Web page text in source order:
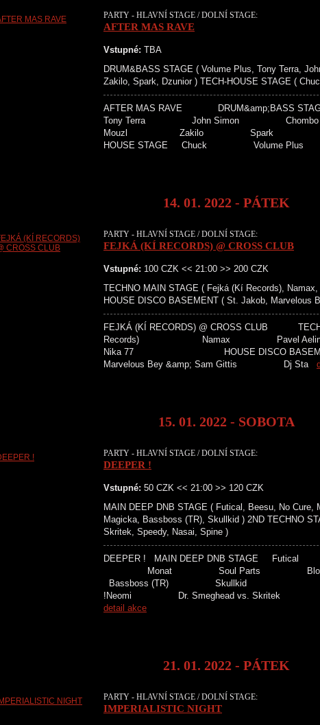
PARTY - HLAVNÍ STAGE / DOLNÍ STAGE:
AFTER MAS RAVE
Vstupné: TBA
DRUM&BASS STAGE ( Volume Plus, Tony Terra,
Zakilo, Spark, Dzunior ) TECH-HOUSE STAGE (
AFTER MAS RAVE DRUM&amp;BASS
Tony Terra John Simon
Mouzl Zakilo Spark
HOUSE STAGE Chuck Volume
14. 01. 2022 - PÁTEK
PARTY - HLAVNÍ STAGE / DOLNÍ STAGE:
FEJKÁ (KÍ RECORDS) @ CROSS CLUB
Vstupné: 100 CZK << 21:00 >> 200 CZK
TECHNO MAIN STAGE ( Fejká (Kí Records),
HOUSE DISCO BASEMENT ( St. Jakob, Marvelous
FEJKÁ (KÍ RECORDS) @ CROSS CLUB
Records) Namax Pavel
Nika 77 HOUSE DISCO
Marvelous Bey &amp; Sam Gittis Dj Sta
15. 01. 2022 - SOBOTA
PARTY - HLAVNÍ STAGE / DOLNÍ STAGE:
DEEPER !
Vstupné: 50 CZK << 21:00 >> 120 CZK
MAIN DEEP DNB STAGE ( Futical, Beesu, No Cure,
Magicka, Bassboss (TR), Skullkid ) 2ND TECHNO
Skritek, Speedy, Nasai, Spine )
DEEPER ! MAIN DEEP DNB
Monat Soul Parts
Bassboss (TR) Skullkid 2ND
!Neomi Dr. Smeghead vs.
detail akce
21. 01. 2022 - PÁTEK
PARTY - HLAVNÍ STAGE / DOLNÍ STAGE:
IMPERIALISTIC NIGHT